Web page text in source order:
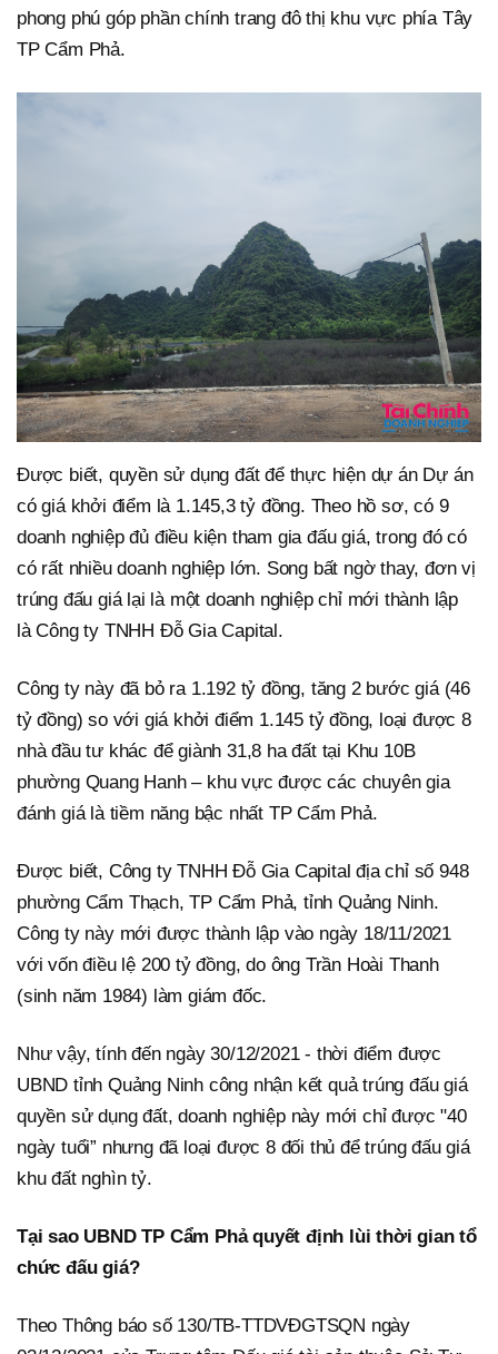
phong phú góp phần chính trang đô thị khu vực phía Tây
TP Cẩm Phả.
Được biết, quyền sử dụng đất để thực hiện dự án Dự án
có giá khởi điểm là 1.145,3 tỷ đồng. Theo hồ sơ, có 9
doanh nghiệp đủ điều kiện tham gia đấu giá, trong đó có
có rất nhiều doanh nghiệp lớn. Song bất ngờ thay, đơn vị
trúng đấu giá lại là một doanh nghiệp chỉ mới thành lập
là Công ty TNHH Đỗ Gia Capital.
Công ty này đã bỏ ra 1.192 tỷ đồng, tăng 2 bước giá (46
tỷ đồng) so với giá khởi điểm 1.145 tỷ đồng, loại được 8
nhà đầu tư khác để giành 31,8 ha đất tại Khu 10B
phường Quang Hanh – khu vực được các chuyên gia
đánh giá là tiềm năng bậc nhất TP Cẩm Phả.
Được biết, Công ty TNHH Đỗ Gia Capital địa chỉ số 948
phường Cẩm Thạch, TP Cẩm Phả, tỉnh Quảng Ninh.
Công ty này mới được thành lập vào ngày 18/11/2021
với vốn điều lệ 200 tỷ đồng, do ông Trần Hoài Thanh
(sinh năm 1984) làm giám đốc.
Như vậy, tính đến ngày 30/12/2021 - thời điểm được
UBND tỉnh Quảng Ninh công nhận kết quả trúng đấu giá
quyền sử dụng đất, doanh nghiệp này mới chỉ được "40
ngày tuổi” nhưng đã loại được 8 đối thủ để trúng đấu giá
khu đất nghìn tỷ.
Tại sao UBND TP Cẩm Phả quyết định lùi thời gian tổ
chức đấu giá?
Theo Thông báo số 130/TB-TTDVĐGTSQN ngày